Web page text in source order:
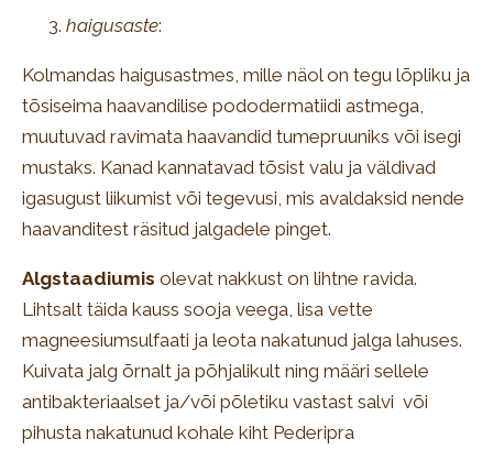
haigusaste:
Kolmandas haigusastmes, mille näol on tegu lõpliku ja
tõsiseima haavandilise pododermatiidi astmega,
muutuvad ravimata haavandid tumepruuniks või isegi
mustaks. Kanad kannatavad tõsist valu ja väldivad
igasugust liikumist või tegevusi, mis avaldaksid nende
haavanditest räsitud jalgadele pinget.
Algstaadiumis olevat nakkust on lihtne ravida.
Lihtsalt täida kauss sooja veega, lisa vette
magneesiumsulfaati ja leota nakatunud jalga lahuses.
Kuivata jalg õrnalt ja põhjalikult ning määri sellele
antibakteriaalset ja/või põletiku vastast salvi või
pihusta nakatunud kohale kiht Pederipra